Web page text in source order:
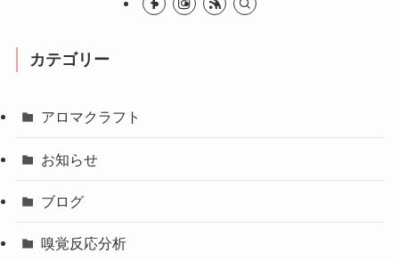
カテゴリー
アロマクラフト
お知らせ
ブログ
嗅覚反応分析